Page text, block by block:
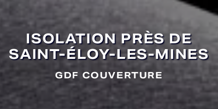
ISOLATION PRÈS DE
SAINT-ÉLOY-LES-MINES
GDF COUVERTURE